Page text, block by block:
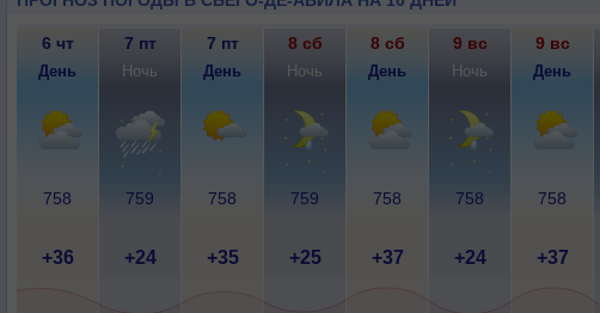
6 чт 7 пт 7 пт 8 сб 8 сб 9 вс 9 вс
День Ночь День Ночь День Ночь День
758 759 758 759 758 758 758
+36 +24 +35 +25 +37 +24 +37